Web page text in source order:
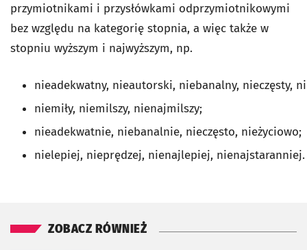
przymiotnikami i przysłówkami odprzymiotnikowymi
bez względu na kategorię stopnia, a więc także w
stopniu wyższym i najwyższym, np.
nieadekwatny, nieautorski, niebanalny, nieczęsty,
niemiły, niemilszy, nienajmilszy;
nieadekwatnie, niebanalnie, nieczęsto, nieżyciowo;
nielepiej, nieprędzej, nienajlepiej, nienajstaranniej.
ZOBACZ RÓWNIEŻ